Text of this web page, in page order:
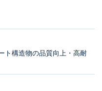
ト構造物の品質向上・高耐